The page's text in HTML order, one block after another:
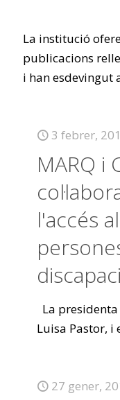
La institució
publicacions
i han esdevingut
3 febrer,
MARQ i
l'accés
La
Luisa Pastor,
27 gener,